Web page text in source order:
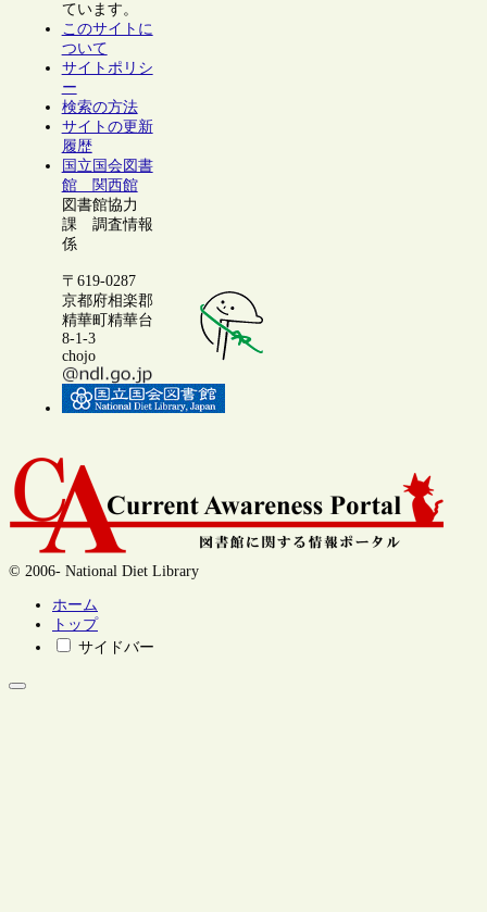
ています。
このサイトに
ついて
サイトポリシ
ー
検索の方法
サイトの更新
履歴
国立国会図書
館 関西館
図書館協力
課 調査情報
係
〒619-0287
京都府相楽郡
精華町精華台
8-1-3
chojo
© 2006- National Diet Library
ホーム
トップ
サイドバー